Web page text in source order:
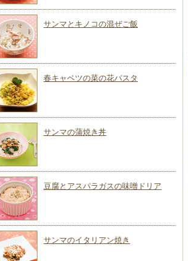
サンマとキノコの混ぜご飯
春キャベツの菜の花パスタ
サンマの蒲焼き丼
豆腐とアスパラガスの味噌ドリア
サンマのイタリアン焼き